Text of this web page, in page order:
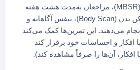
مبتنی بر ذهن‌آگاهی (MBSR)، مراجعان به‌مدت هشت هفته
تمرین‌هایی مانند اسکن بدن (Body Scan)، تنفس آگاهانه و
می‌دهند. این تمرین‌ها کمک می‌کند
افکار و احساسات خود برقرار کند
افکار، آن‌ها را صرفاً مشاهده کند).